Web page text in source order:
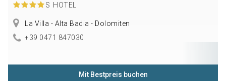
S HOTEL
La Villa - Alta Badia - Dolomiten
+39 0471 847030
Mit Bestpreis buchen